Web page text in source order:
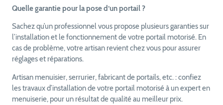
Quelle garantie pour la pose d’un portail ?
Sachez qu’un professionnel vous propose plusieurs garanties sur
l’installation et le fonctionnement de votre portail motorisé. En
cas de problème, votre artisan revient chez vous pour assurer
réglages et réparations.
Artisan menuisier, serrurier, fabricant de portails, etc. : confiez
les travaux d’installation de votre portail motorisé à un expert en
menuiserie, pour un résultat de qualité au meilleur prix.